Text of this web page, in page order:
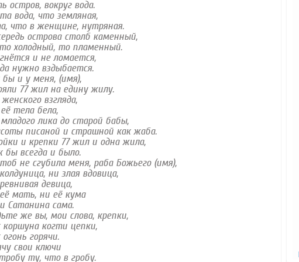
остров, вокруг вода.
вода, что земляная,
что в женщине, нутряная.
острова столб каменный,
холодный, то пламенный.
и не ломается,
нужно вздыбается.
бы и у меня, (имя),
77 жил на едину жилу.
взгляда,
тела бела,
лика до старой бабы,
писаной и страшной как жаба.
и крепки 77 жил и одна жила,
бы всегда и было.
не сгубила меня, раба Божьего (имя),
ни злая вдовица,
девица,
мать, ни её кума
Сатанина сама.
же вы, мои слова, крепки,
коршуна когти цепки,
горячи.
свои ключи
ту, что в гробу.